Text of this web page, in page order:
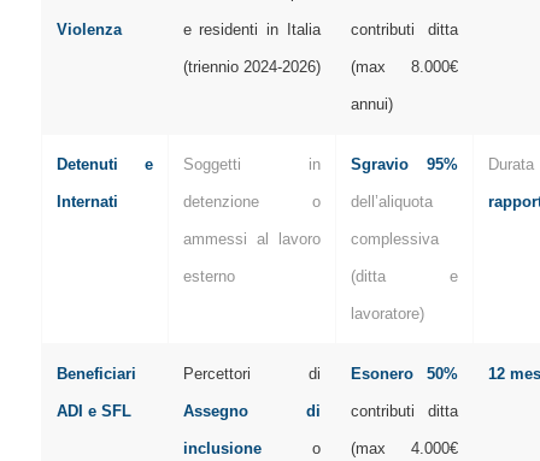
Violenza e residenti in Italia
(triennio 2024-2026)
contributi ditta
(max 8.000€
annui)
Detenuti e
Internati
Soggetti in
detenzione o
ammessi al lavoro
esterno
Sgravio 95%
dell’aliquota
complessiva
(ditta e
lavoratore)
Beneficiari
ADI e SFL
Percettori di
Assegno di
inclusioneo
Esonero 50%
contributi ditta
(max 4.000€
12